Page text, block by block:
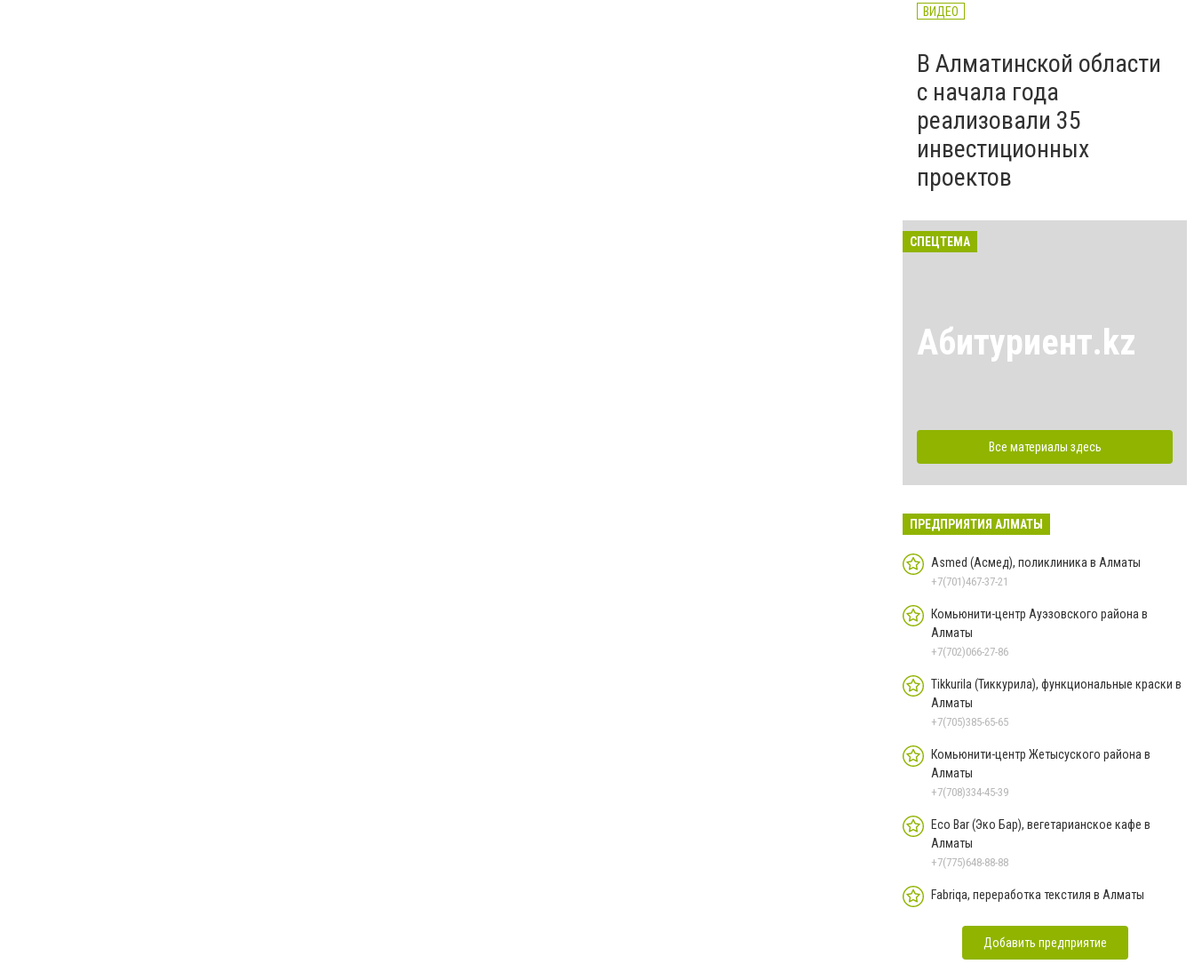
ВИДЕО
В Алматинской области
с начала года
реализовали 35
инвестиционных
проектов
СПЕЦТЕМА
Абитуриент.kz
Все материалы здесь
ПРЕДПРИЯТИЯ АЛМАТЫ
Asmed (Асмед), поликлиника в Алматы
+7(701)467-37-21
Комьюнити-центр Ауэзовского района в
Алматы
+7(702)066-27-86
Tikkurila (Тиккурила), функциональные краски в
Алматы
+7(705)385-65-65
Комьюнити-центр Жетысуского района в
Алматы
+7(708)334-45-39
Eco Bar (Эко Бар), вегетарианское кафе в
Алматы
+7(775)648-88-88
Fabriqa, переработка текстиля в Алматы
Добавить предприятие